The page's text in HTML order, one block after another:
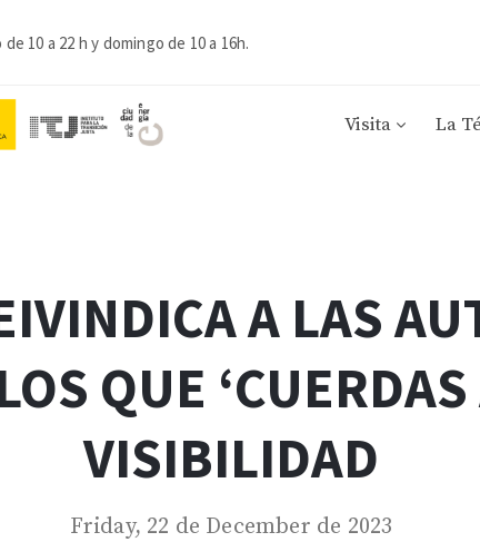
10 a 22 h y domingo de 10 a 16h.
Visita La
A LAS
QUE
VISIBILIDAD
Friday, 22 de December de 2023